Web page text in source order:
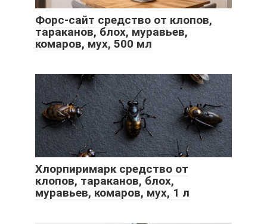
Форс-сайт средство от клопов,
тараканов, блох, муравьев,
комаров, мух, 500 мл
Хлорпиримарк средство от
клопов, тараканов, блох,
муравьев, комаров, мух, 1 л